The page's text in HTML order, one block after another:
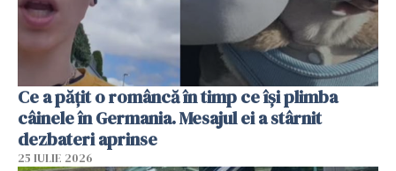
Ce a pățit o româncă în timp ce își plimba
câinele în Germania. Mesajul ei a stârnit
dezbateri aprinse
25 IULIE 2026